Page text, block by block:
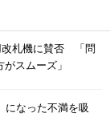
改札機に賛否 「問
スムーズ」
になった不満を吸